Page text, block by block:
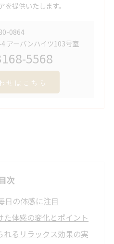
提供いたします。
0864
アーバンハイツ103号室
5568
せはこちら
次
日の体感に注目
た体感の変化とポイント
れるリラックス効果の実